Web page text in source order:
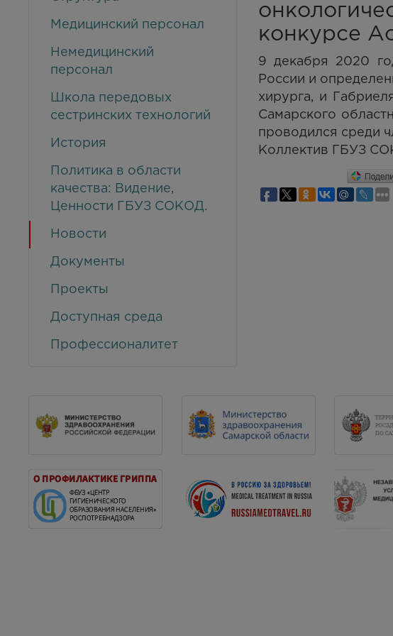
Медицинский персонал
Немедицинский
персонал
Школа передовых
сестринских технологий
История
Политика в области
качества: Видение,
Ценности ГБУЗ СОКОД.
Новости
Документы
Проекты
Доступная среда
Профессионалитет
конкурсе
9 декабря 2020
России и
хирурга, и
Самарского
проводился среди
Коллектив ГБУЗ